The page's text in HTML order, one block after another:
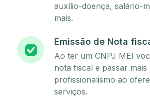
auxílio-doença, salário-
mais.
Emissão de Nota
Ao ter um CNPJ MEI
nota fiscal e passar mais
profissionalismo ao
serviços.